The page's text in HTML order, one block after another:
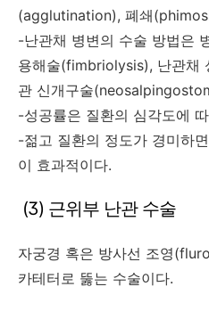
(agglutination), 폐쇄
-난관채 병변의 수술 방법은
용해술(fimbriolysis), 난관
관 신개구술
-성공률은 질환의 심각도에
-젊고 질환의 정도가 경미하
이 효과적이다.
(3) 근위부 난관 수술
자궁경 혹은 방사선 조영
카테터로 뚫는 수술이다.